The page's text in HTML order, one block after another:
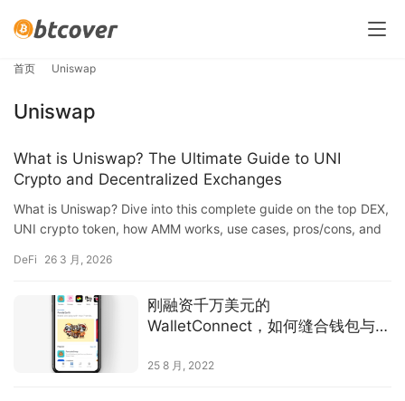
首页 Uniswap
Uniswap
What is Uniswap? The Ultimate Guide to UNI
Crypto and Decentralized Exchanges
What is Uniswap? Dive into this complete guide on the top DEX,
UNI crypto token, how AMM works, use cases, pros/cons, and
DeFi 26 3 月, 2026
刚融资千万美元的
WalletConnect，如何缝合钱包与
25 8 月, 2022